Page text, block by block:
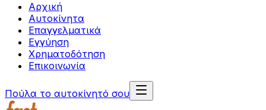
Αρχική
Αυτοκίνητα
Επαγγελματικά
Εγγύηση
Χρηματοδότηση
Επικοινωνία
Πούλα το αυτοκίνητό σου